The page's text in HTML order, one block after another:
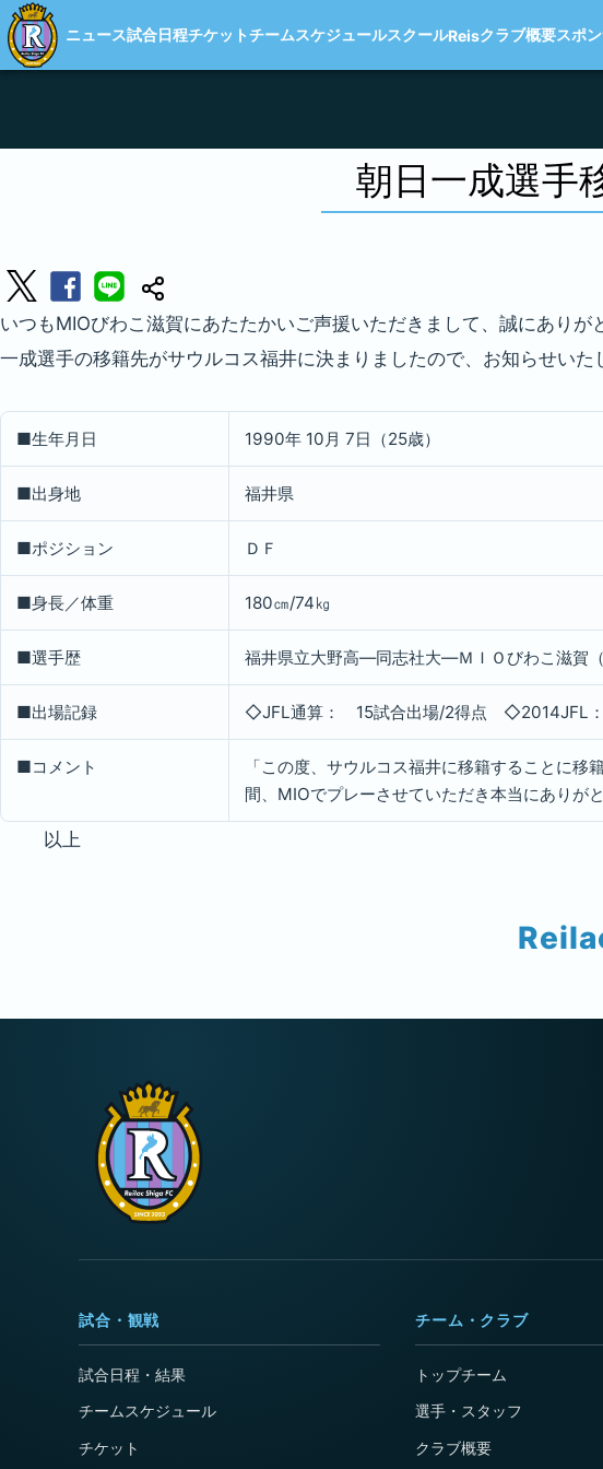
ニュース試合日程チケットチームスケジュールスクールReisクラブ概要スポ
朝日一成選手
いつもMIOびわこ滋賀にあたたかいご声援いただきまして、誠にあり
一成選手の移籍先がサウルコス福井に決まりましたので、お知らせい
■生年月日 1990年 10月 7日（25歳）
■出身地 福井県
■ポジション ＤＦ
■身長／体重 180㎝/74㎏
■選手歴 福井県立大野高―同志社大―ＭＩＯびわこ滋賀（
■出場記録 ◇JFL通算： 15試合出場/2得点 ◇2014JFL
■コメント
「この度、サウルコス福井に移籍することに
間、MIOでプレーさせていただき本当にありが
以上
試合・観戦
試合日程・結果
チームスケジュール
チケット
チーム・クラブ
トップチーム
選手・スタッフ
クラブ概要